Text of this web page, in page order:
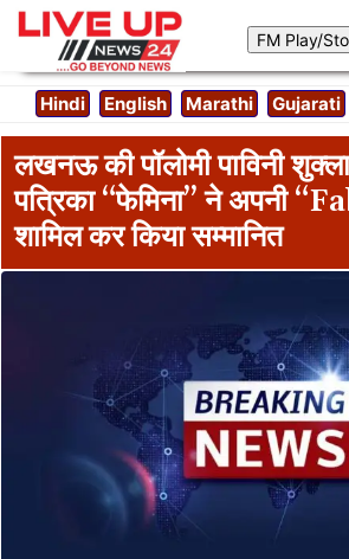
Hindi English Marathi Gujarati
लखनऊ की पॉलोमी पाविनी
पत्रिका “फेमिना” ने अपनी
शामिल कर किया सम्मानित